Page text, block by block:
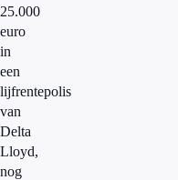
25.000
euro
in
een
lijfrentepolis
van
Delta
Lloyd,
nog